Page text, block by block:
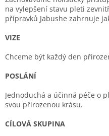
na vylepšení stavu pleti
přípravků Jabushe zahrnuje
VIZE
Chceme být každý den
POSLÁNÍ
Jednoduchá a účinná péče o
svou přirozenou krásu.
CÍLOVÁ SKUPINA